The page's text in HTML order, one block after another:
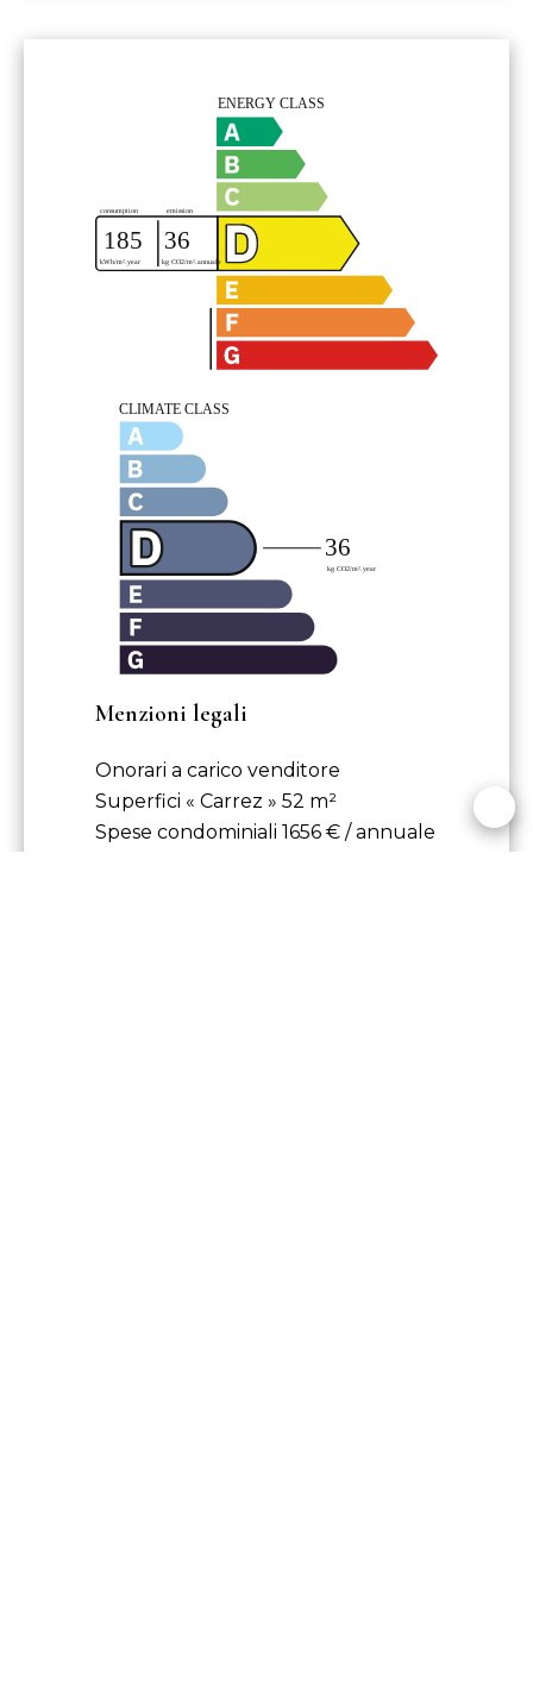
Menzioni legali
Onorari a carico venditore
Superfici « Carrez » 52 m²
Spese condominiali 1656 € / annuale